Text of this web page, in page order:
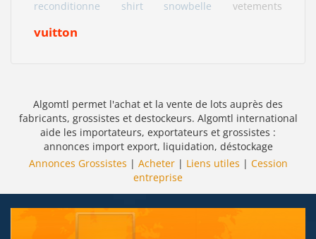
reconditionne shirt snowbelle vetements
vuitton
Algomtl permet l'achat et la vente de lots auprès des
fabricants, grossistes et destockeurs. Algomtl international
aide les importateurs, exportateurs et grossistes :
annonces import export, liquidation, déstockage
Annonces Grossistes | Acheter| Liens utiles | Cession
entreprise